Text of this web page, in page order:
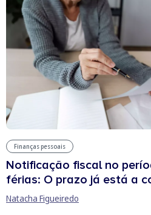
Finanças pessoais
Notificação fiscal no
férias: O prazo já está a
Natacha Figueiredo